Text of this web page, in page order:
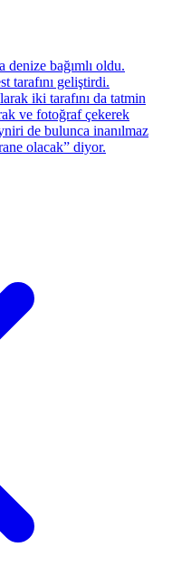
denize bağımlı oldu.
tarafını geliştirdi.
iki tarafını da tatmin
ve fotoğraf çekerek
de bulunca inanılmaz
olacak” diyor.